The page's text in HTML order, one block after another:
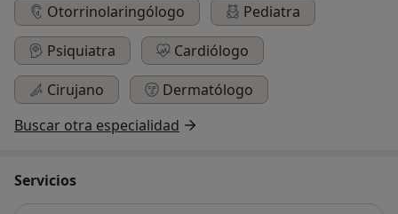
Otorrinolaringólogo
Pediatra
Psiquiatra
Cardiólogo
Cirujano
Dermatólogo
Buscar otra especialidad
Servicios